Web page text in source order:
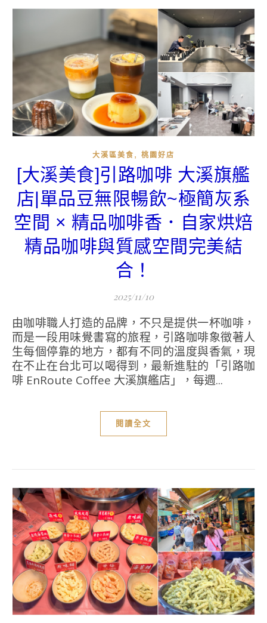
大溪區美食 , 桃園好店
[大溪美食]引路咖啡 大溪旗艦
店|單品豆無限暢飲~極簡灰系
空間 × 精品咖啡香．自家烘焙
精品咖啡與質感空間完美結
合！
2025/11/10
由咖啡職人打造的品牌，不只是提供一杯咖啡，
而是一段用味覺書寫的旅程，引路咖啡象徵著人
生每個停靠的地方，都有不同的溫度與香氣，現
在不止在台北可以喝得到，最新進駐的「引路咖
啡 EnRoute Coffee 大溪旗艦店」，每週...
閱讀全文